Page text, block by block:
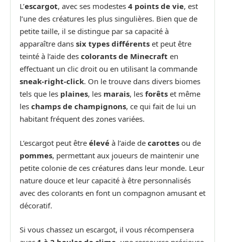
L’escargot, avec ses modestes 4 points de vie, est
l’une des créatures les plus singulières. Bien que de
petite taille, il se distingue par sa capacité à
apparaître dans six types différents et peut être
teinté à l’aide des colorants de Minecraft en
effectuant un clic droit ou en utilisant la commande
sneak-right-click. On le trouve dans divers biomes
tels que les plaines, les marais, les forêts et même
les champs de champignons, ce qui fait de lui un
habitant fréquent des zones variées.
L’escargot peut être élevé à l’aide de carottes ou de
pommes, permettant aux joueurs de maintenir une
petite colonie de ces créatures dans leur monde. Leur
nature douce et leur capacité à être personnalisés
avec des colorants en font un compagnon amusant et
décoratif.
Si vous chassez un escargot, il vous récompensera